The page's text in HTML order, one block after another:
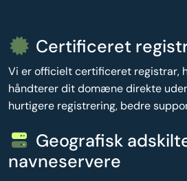
Certificeret
Vi er officielt certificeret registrar,
håndterer dit domæne direkte
hurtigere registrering, bedre
Geografisk
navneservere